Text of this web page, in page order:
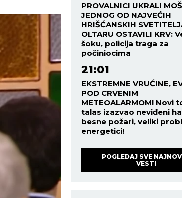
PROVALNICI UKRALI
JEDNOG OD NAJVEĆIH
HRIŠĆANSKIH
OLTARU OSTAVILI KRV:
šoku, policija traga za
počiniocima
21:01
EKSTREMNE VRUĆINE,
POD CRVENIM
METEOALARMOM! Novi
talas izazvao neviđeni
besne požari, veliki
energetici!
POGLEDAJ SVE
VESTI